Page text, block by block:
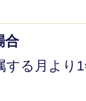
合
する月より